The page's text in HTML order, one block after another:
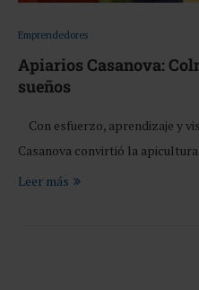
Emprendedores
Apiarios Casanova:
sueños
Con esfuerzo, aprendizaje y
Casanova convirtió la
Leer más